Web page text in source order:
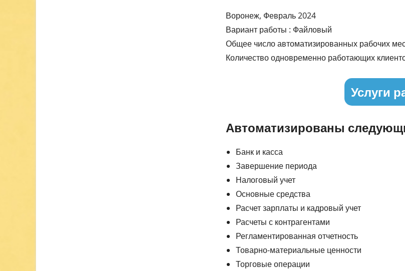
Воронеж, Февраль 2024
Вариант работы : Файловый
Общее число автоматизированных рабочих
Количество одновременно работающих
Услуги
Автоматизированы
Банк и касса
Завершение периода
Налоговый учет
Основные средства
Расчет зарплаты и кадровый учет
Расчеты с контрагентами
Регламентированная отчетность
Товарно-материальные ценности
Торговые операции